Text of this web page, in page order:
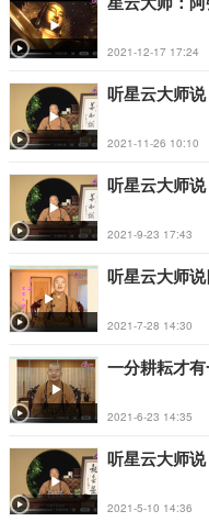
2021-12-17 17:24
听星云大师
2021-11-26 10:10
听星云大师
2021-9-23 17:43
听星云大师
2021-7-28 14:30
一分耕耘才
2021-6-23 14:35
听星云大师
2021-5-10 14:36